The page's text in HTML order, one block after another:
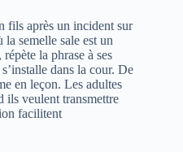
fils après un incident sur
semelle sale est un
la phrase à ses
dans la cour. De
en leçon. Les adultes
ils veulent transmettre
facilitent